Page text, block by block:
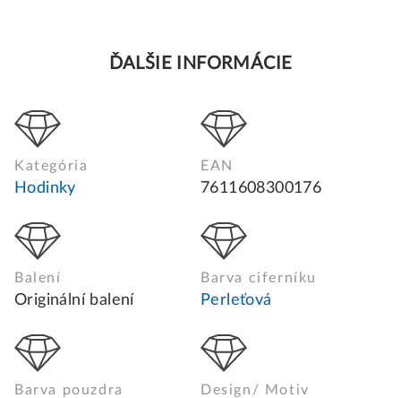
ĎALŠIE INFORMÁCIE
Kategória
Hodinky
EAN
7611608300176
Balení
Originální balení
Barva ciferníku
Perleťová
Barva pouzdra Design/ Motiv